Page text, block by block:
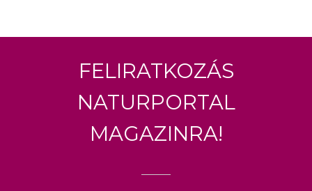
Feliratkozás
Naturportal
Magazinra!